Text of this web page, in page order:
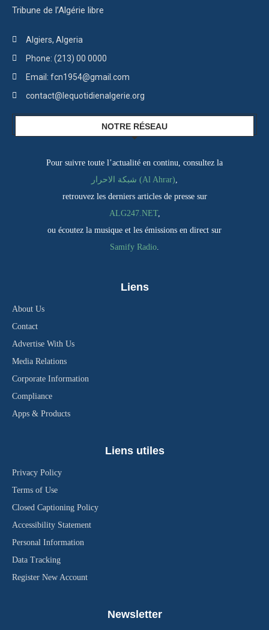
Tribune de l’Algérie libre
Algiers, Algeria
Phone: (213) 00 0000
Email: fcn1954@gmail.com
contact@lequotidienalgerie.org
NOTRE RÉSEAU
Pour suivre toute l’actualité en continu, consultez la
شبكة الاحرار (Al Ahrar),
retrouvez les derniers articles de presse sur
ALG247.NET,
ou écoutez la musique et les émissions en direct sur
Samify Radio.
Liens
About Us
Contact
Advertise With Us
Media Relations
Corporate Information
Compliance
Apps & Products
Liens utiles
Privacy Policy
Terms of Use
Closed Captioning Policy
Accessibility Statement
Personal Information
Data Tracking
Register New Account
Newsletter